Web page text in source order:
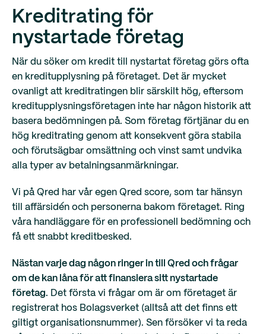
Kreditrating för
nystartade företag
När du söker om kredit till nystartat företag görs ofta
en kreditupplysning på företaget. Det är mycket
ovanligt att kreditratingen blir särskilt hög, eftersom
kreditupplysningsföretagen inte har någon historik att
basera bedömningen på. Som företag förtjänar du en
hög kreditrating genom att konsekvent göra stabila
och förutsägbar omsättning och vinst samt undvika
alla typer av betalningsanmärkningar.
Vi på Qred har vår egen Qred score, som tar hänsyn
till affärsidén och personerna bakom företaget. Ring
våra handläggare för en professionell bedömning och
få ett snabbt kreditbesked.
Nästan varje dag någon ringer in till Qred och frågar
om de kan låna för att finansiera sitt nystartade
företag. Det första vi frågar om är om företaget är
registrerat hos Bolagsverket (alltså att det finns ett
giltigt organisationsnummer). Sen försöker vi ta reda